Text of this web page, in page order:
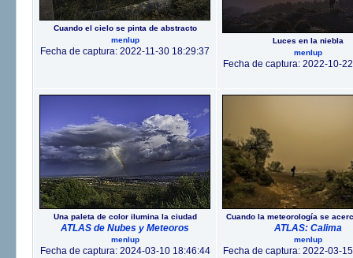
Cuando el cielo se pinta de abstracto
menlup
Fecha de captura: 2022-11-30 18:29:37
Luces en la niebla
menlup
Fecha de captura: 2022-10-
Una paleta de color ilumina la ciudad
ATLAS de Nubes y Meteoros
menlup
Fecha de captura: 2024-03-10 18:46:44
Cuando la meteorología se
ATLAS: Calima
menlup
Fecha de captura: 2022-03-